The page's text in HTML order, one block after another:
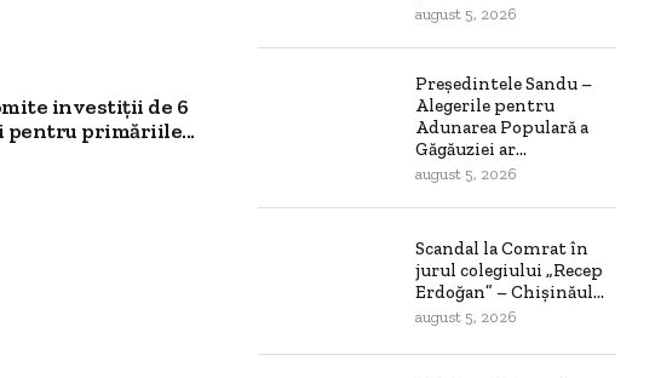
investiții de 6
pentru primăriile...
august 5, 2026
Președintele Sandu –
Alegerile pentru
Adunarea Populară a
Găgăuziei ar...
august 5, 2026
Scandal la Comrat în
jurul colegiului „Recep
Erdoğan” – Chișinăul...
august 5, 2026